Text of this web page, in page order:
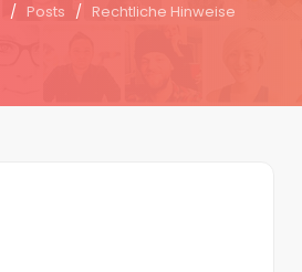
/ Posts / Rechtliche Hinweise